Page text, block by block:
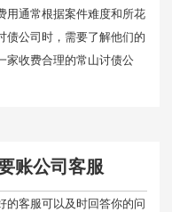
用通常根据案件难度和所花
债公司时，需要了解他们的
家收费合理的常山讨债公
账公司客服
的客服可以及时回答你的问